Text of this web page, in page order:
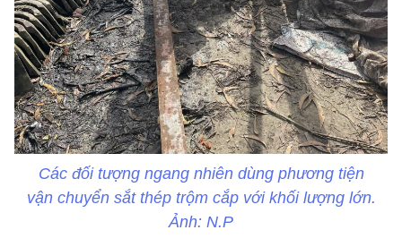
Các đối tượng ngang nhiên dùng phương tiện
vận chuyển sắt thép trộm cắp với khối lượng lớn.
Ảnh: N.P